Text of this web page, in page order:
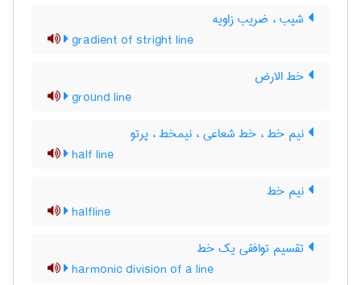
شیب ، ضریب زاویه
gradient of stright line
خط الارض
ground line
نیم خط ، خط شعاعی ، نیمخط ، پرتو
half line
نیم خط
halfline
تقسیم توافقی یک خط
harmonic division of a line